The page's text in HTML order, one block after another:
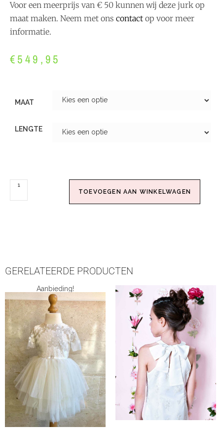
Voor een meerprijs van € 50 kunnen wij deze jurk op
maat maken. Neem met ons contact op voor meer
informatie.
€549,95
MAAT
LENGTE
TOEVOEGEN AAN WINKELWAGEN
GERELATEERDE PRODUCTEN
Aanbieding!